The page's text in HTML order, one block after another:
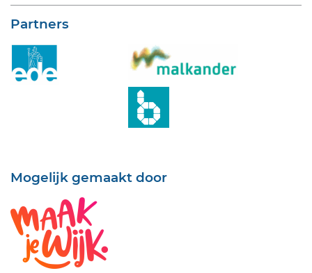
Partners
Mogelijk gemaakt door